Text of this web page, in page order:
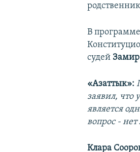
В
судей Замир
«Азаттык»:
заявил, что
является
вопрос -
Клара